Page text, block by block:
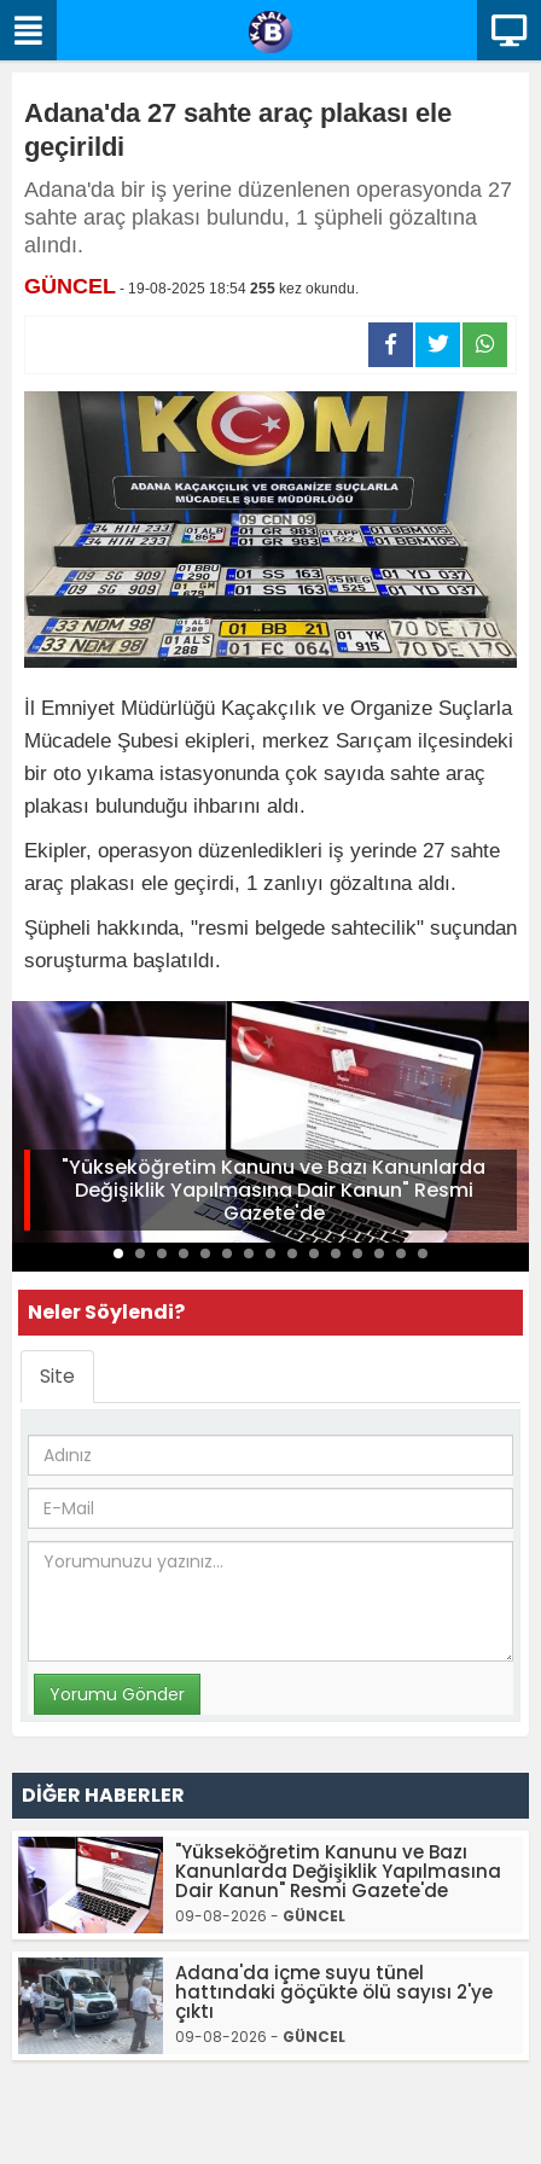
Adana'da 27 sahte araç plakası ele
geçirildi
Adana'da bir iş yerine düzenlenen operasyonda 27
sahte araç plakası bulundu, 1 şüpheli gözaltına
alındı.
GÜNCEL - 19-08-2025 18:54 255 kez okundu.
İl Emniyet Müdürlüğü Kaçakçılık ve Organize Suçlarla
Mücadele Şubesi ekipleri, merkez Sarıçam ilçesindeki
bir oto yıkama istasyonunda çok sayıda sahte araç
plakası bulunduğu ihbarını aldı.
Ekipler, operasyon düzenledikleri iş yerinde 27 sahte
araç plakası ele geçirdi, 1 zanlıyı gözaltına aldı.
Şüpheli hakkında, "resmi belgede sahtecilik" suçundan
soruşturma başlatıldı.
"Yükseköğretim Kanunu ve Bazı Kanunlarda
Değişiklik Yapılmasına Dair Kanun" Resmi
Gazete'de
Neler Söylendi?
Site
DİĞER HABERLER
"Yükseköğretim Kanunu ve Bazı
Kanunlarda Değişiklik Yapılmasına
Dair Kanun" Resmi Gazete'de
09-08-2026 - GÜNCEL
Adana'da içme suyu tünel
hattındaki göçükte ölü sayısı 2'ye
çıktı
09-08-2026 - GÜNCEL